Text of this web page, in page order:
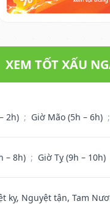
XEM TỐT XẤU
2h) ; Giờ Mão (5h – 6h) ;
– 8h) ; Giờ Tỵ (9h – 10h)
kỵ, Nguyệt tận, Tam